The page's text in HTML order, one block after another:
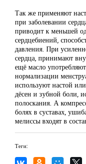
Так же применяют
при заболевании
приводит к меньшей
сердцебиений,
давления. При
сердца, принимают
ещё масло
нормализации
используют настой
дёсен и зубной боли,
полоскания. А
болях в суставах,
мелиссы входят в
Теги: